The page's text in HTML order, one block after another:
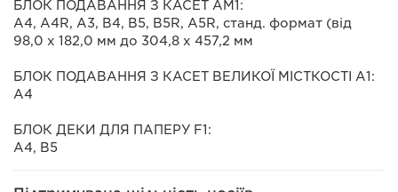
БЛОК ПОДАВАННЯ З КАСЕТ AM1:
A4, A4R, A3, B4, B5, B5R, A5R, станд. формат (від
98,0 х 182,0 мм до 304,8 х 457,2 мм
БЛОК ПОДАВАННЯ З КАСЕТ ВЕЛИКОЇ МІСТКОСТІ А1:
A4
БЛОК ДЕКИ ДЛЯ ПАПЕРУ F1:
A4, B5